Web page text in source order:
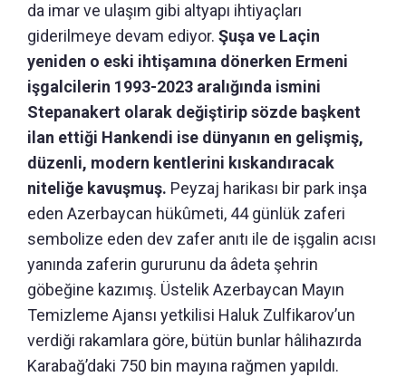
da imar ve ulaşım gibi altyapı ihtiyaçları
giderilmeye devam ediyor. Şuşa ve Laçin
yeniden o eski ihtişamına dönerken Ermeni
işgalcilerin 1993-2023 aralığında ismini
Stepanakert olarak değiştirip sözde başkent
ilan ettiği Hankendi ise dünyanın en gelişmiş,
düzenli, modern kentlerini kıskandıracak
niteliğe kavuşmuş. Peyzaj harikası bir park inşa
eden Azerbaycan hükûmeti, 44 günlük zaferi
sembolize eden dev zafer anıtı ile de işgalin acısı
yanında zaferin gururunu da âdeta şehrin
göbeğine kazımış. Üstelik Azerbaycan Mayın
Temizleme Ajansı yetkilisi Haluk Zulfikarov’un
verdiği rakamlara göre, bütün bunlar hâlihazırda
Karabağ’daki 750 bin mayına rağmen yapıldı.